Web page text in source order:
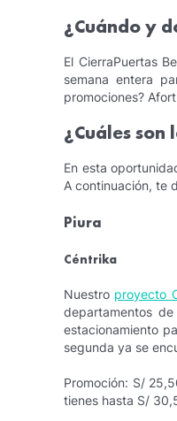
¿Cuándo y
El CierraPuertas
semana entera
promociones?
¿Cuáles son
En esta
A continuación, te
Piura
Céntrika
Nuestro proyecto
departamentos
estacionamiento
segunda ya se
Promoción: S/
tienes hasta S/